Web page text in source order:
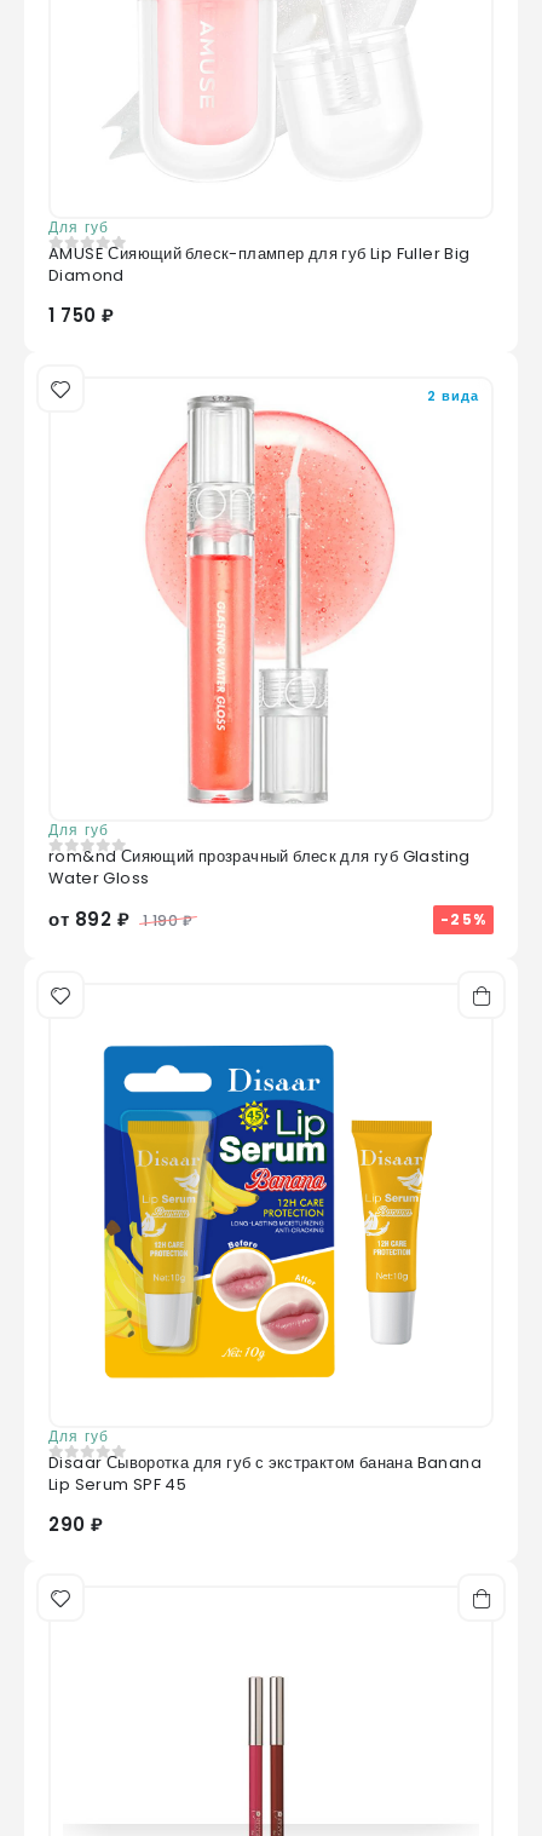
Для губ
0из 5
AMUSE Сияющий блеск-плампер для губ Lip Fuller Big
Diamond
1 750 ₽
2 вида
Для губ
0из 5
rom&nd Сияющий прозрачный блеск для губ Glasting
Water Gloss
от 892 ₽ 1 190 ₽ -25%
Для губ
0 из 5
Disaar Сыворотка для губ с экстрактом банана Banana
Lip Serum SPF 45
290 ₽